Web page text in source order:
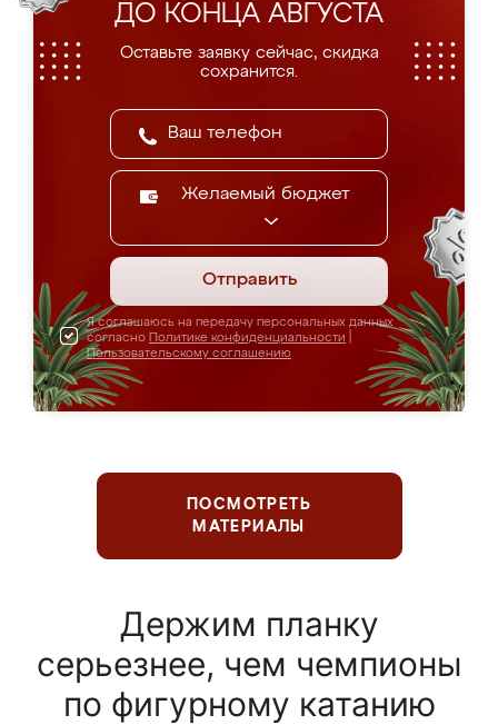
ДО КОНЦА АВГУСТА
Оставьте заявку сейчас, скидка
сохранится.
Желаемый бюджет
Отправить
Я соглашаюсь на передачу персональных данных
согласно Политике конфиденциальности
Пользовательскому соглашению
ПОСМОТРЕТЬ
МАТЕРИАЛЫ
Держим планку
серьезнее, чем чемпионы
по фигурному катанию